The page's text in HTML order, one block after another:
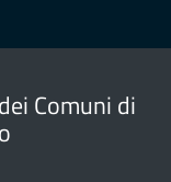
Comuni di